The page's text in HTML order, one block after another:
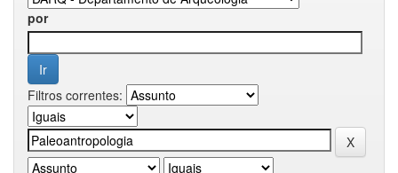
por
Filtros correntes: